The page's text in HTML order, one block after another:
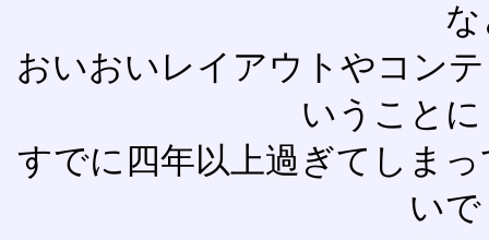
おいおいレイアウトやコン
いうこと
すでに四年以上過ぎてしま
い